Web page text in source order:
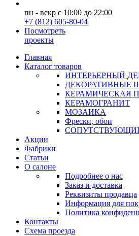
пн - вскр с 10:00 до 22:00
+7 (812) 605-80-04
Посмотреть
проекты
Главная
Каталог товаров
ИНТЕРЬЕРНЫЙ
ДЕКОРАТИВНЫЕ
КЕРАМИЧЕСКАЯ
КЕРАМОГРАНИТ
МОЗАИКА
Фрески, обои
Акции
Фабрики
Статьи
О салоне
Подробнее о нас
Заказ и доставка
Реквизиты продавца
Информация для
Политика
Контакты
Схема проезда